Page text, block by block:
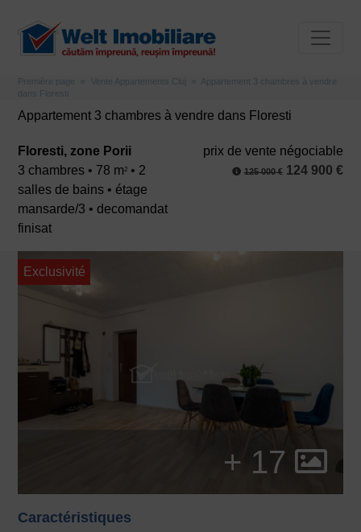
Première page Vente Appartements Cluj
Appartement 3 chambres à vendre
dans Floresti
Appartement 3 chambres à vendre dans Floresti
Floresti, zone Porii
3 chambres • 78 m2 • 2
salles de bains • étage
mansarde/3 • decomandat
finisat
prix ​​de vente négociable
125 000 €124 900 €
+ 17
Exclusivité
Caractéristiques